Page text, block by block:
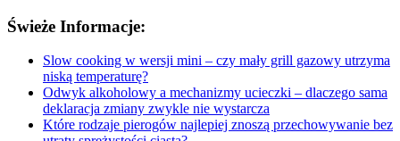
Świeże Informacje:
Slow cooking w wersji mini – czy mały grill gazowy utrzyma
niską temperaturę?
Odwyk alkoholowy a mechanizmy ucieczki – dlaczego sama
deklaracja zmiany zwykle nie wystarcza
Które rodzaje pierogów najlepiej znoszą przechowywanie bez